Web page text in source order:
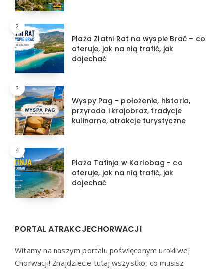
2
Plaża Zlatni Rat na wyspie Brač – co
oferuje, jak na nią trafić, jak
dojechać
3
Wyspy Pag – położenie, historia,
przyroda i krajobraz, tradycje
kulinarne, atrakcje turystyczne
4
Plaża Tatinja w Karlobag – co
oferuje, jak na nią trafić, jak
dojechać
PORTAL ATRAKCJECHORWACJI
Witamy na naszym portalu poświęconym urokliwej
Chorwacji! Znajdziecie tutaj wszystko, co musisz